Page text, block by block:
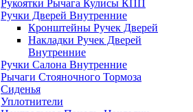
Рукоятки Рычага Кулисы КПП
Ручки Дверей Внутренние
Кронштейны Ручек Дверей
Накладки Ручек Дверей
Внутренние
Ручки Салона Внутренние
Рычаги Стояночного Тормоза
Сиденья
Уплотнители